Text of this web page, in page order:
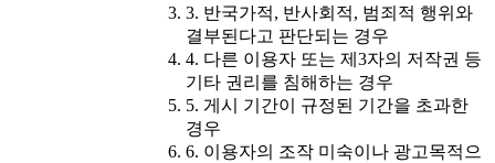
3. 반국가적, 반사회적, 범죄적 행위와
결부된다고 판단되는 경우
4. 다른 이용자 또는 제3자의 저작권 등
기타 권리를 침해하는 경우
5. 게시 기간이 규정된 기간을 초과한
경우
6. 이용자의 조작 미숙이나 광고목적으